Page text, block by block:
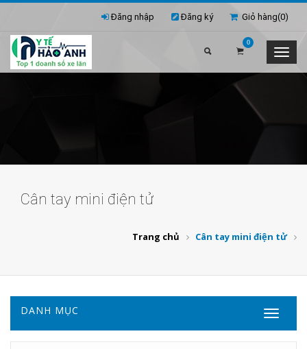
Giỏ hàng(0)
Đăng nhập Đăng ký
0
Cân tay mini điện tử
Trang chủ Cân tay mini điện tử
DANH MỤC